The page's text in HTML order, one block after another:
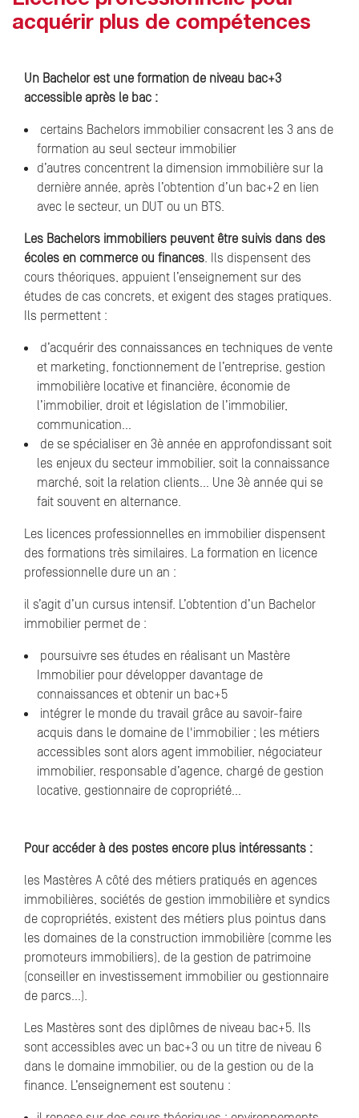
acquérir plus de compétences
Un Bachelor est une formation de niveau bac+3
accessible après le bac :
certains Bachelors immobilier consacrent les 3 ans de
formation au seul secteur immobilier
d’autres concentrent la dimension immobilière sur la
dernière année, après l’obtention d’un bac+2 en lien
avec le secteur, un DUT ou un BTS.
Les Bachelors immobiliers peuvent être suivis dans des
écoles en commerce ou finances. Ils dispensent des
cours théoriques, appuient l’enseignement sur des
études de cas concrets, et exigent des stages pratiques.
Ils permettent :
d’acquérir des connaissances en techniques de vente
et marketing, fonctionnement de l’entreprise, gestion
immobilière locative et financière, économie de
l’immobilier, droit et législation de l’immobilier,
communication…
de se spécialiser en 3è année en approfondissant soit
les enjeux du secteur immobilier, soit la connaissance
marché, soit la relation clients… Une 3è année qui se
fait souvent en alternance.
Les licences professionnelles en immobilier dispensent
des formations très similaires. La formation en licence
professionnelle dure un an :
il s’agit d’un cursus intensif. L’obtention d’un Bachelor
immobilier permet de :
poursuivre ses études en réalisant un Mastère
Immobilier pour développer davantage de
connaissances et obtenir un bac+5
intégrer le monde du travail grâce au savoir-faire
acquis dans le domaine de l'immobilier ; les métiers
accessibles sont alors agent immobilier, négociateur
immobilier, responsable d’agence, chargé de gestion
locative, gestionnaire de copropriété…
Pour accéder à des postes encore plus intéressants :
les Mastères A côté des métiers pratiqués en agences
immobilières, sociétés de gestion immobilière et syndics
de copropriétés, existent des métiers plus pointus dans
les domaines de la construction immobilière (comme les
promoteurs immobiliers), de la gestion de patrimoine
(conseiller en investissement immobilier ou gestionnaire
de parcs…).
Les Mastères sont des diplômes de niveau bac+5. Ils
sont accessibles avec un bac+3 ou un titre de niveau 6
dans le domaine immobilier, ou de la gestion ou de la
finance. L’enseignement est soutenu :